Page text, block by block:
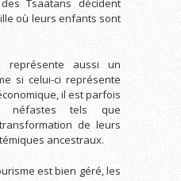
Tsaatans décident
où leurs enfants sont
représente aussi un
si celui-ci représente
il est parfois
néfastes tels que
de leurs
ancestraux.
est bien géré, les